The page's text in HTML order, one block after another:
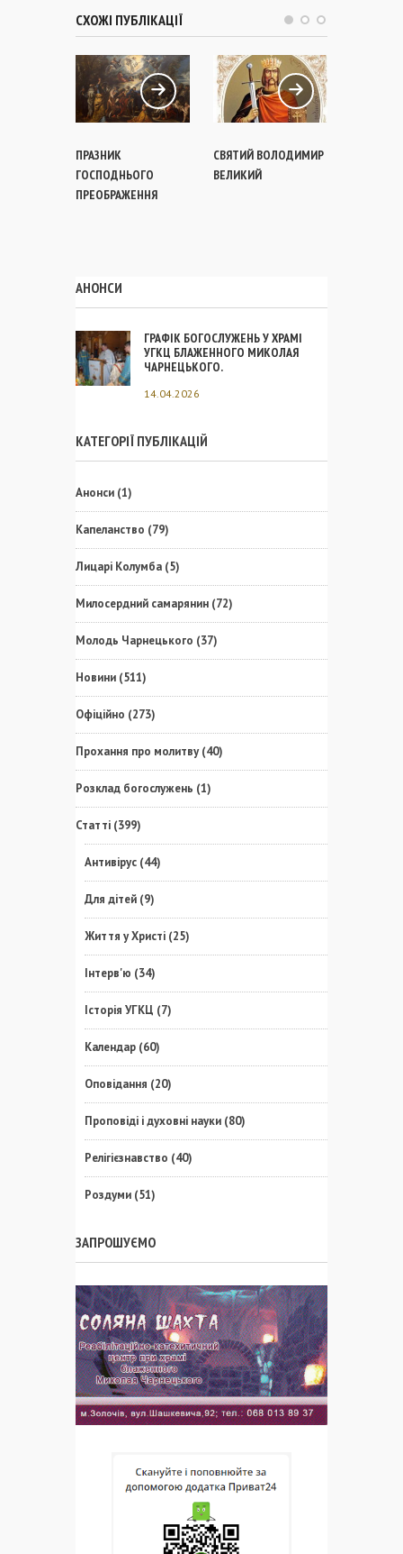
СХОЖІ ПУБЛІКАЦІЇ
ПРАЗНИК
ГОСПОДНЬОГО
ПРЕОБРАЖЕННЯ
СВЯТИЙ ВОЛОДИМИР
ВЕЛИКИЙ
АНОНСИ
ГРАФІК БОГОСЛУЖЕНЬ У ХРАМІ
УГКЦ БЛАЖЕННОГО МИКОЛАЯ
ЧАРНЕЦЬКОГО.
14.04.2026
КАТЕГОРІЇ ПУБЛІКАЦІЙ
Анонси (1)
Капеланство (79)
Лицарі Колумба (5)
Милосердний самарянин (72)
Молодь Чарнецького (37)
Новини (511)
Офіційно (273)
Прохання про молитву(40)
Розклад богослужень (1)
Статті (399)
Антивірус (44)
Для дітей (9)
Життя у Христі (25)
Інтерв'ю (34)
Історія УГКЦ (7)
Календар (60)
Оповідання (20)
Проповіді і духовні науки (80)
Релігієзнавство (40)
Роздуми (51)
ЗАПРОШУЄМО